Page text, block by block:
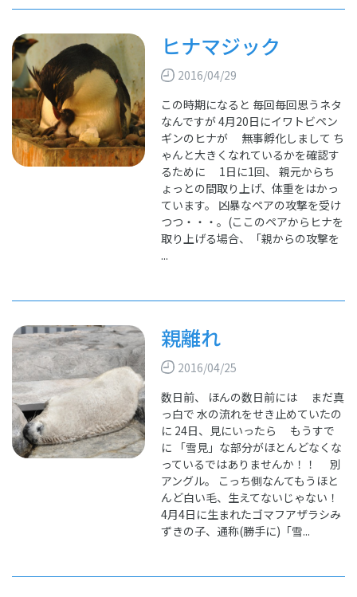
ヒナマジック
2016/04/29
この時期になると 毎回毎回思うネタ
なんですが 4月20日にイワトビペン
ギンのヒナが 無事孵化しまして ち
ゃんと大きくなれているかを確認す
るために 1日に1回、 親元からち
ょっとの間取り上げ、体重をはかっ
ています。 凶暴なペアの攻撃を受け
つつ・・・。(ここのペアからヒナを
取り上げる場合、「親からの攻撃を
...
親離れ
2016/04/25
数日前、 ほんの数日前には まだ真
っ白で 水の流れをせき止めていたの
に 24日、見にいったら もうすで
に 「雪見」な部分がほとんどなくな
っているではありませんか！！ 別
アングル。 こっち側なんてもうほと
んど白い毛、生えてないじゃない！
4月4日に生まれたゴマフアザラシみ
ずきの子、通称(勝手に)「雪...